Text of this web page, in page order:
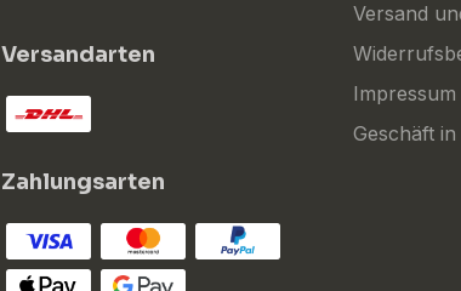
Versandarten
Zahlungsarten
Versand
Impressum
Geschäft